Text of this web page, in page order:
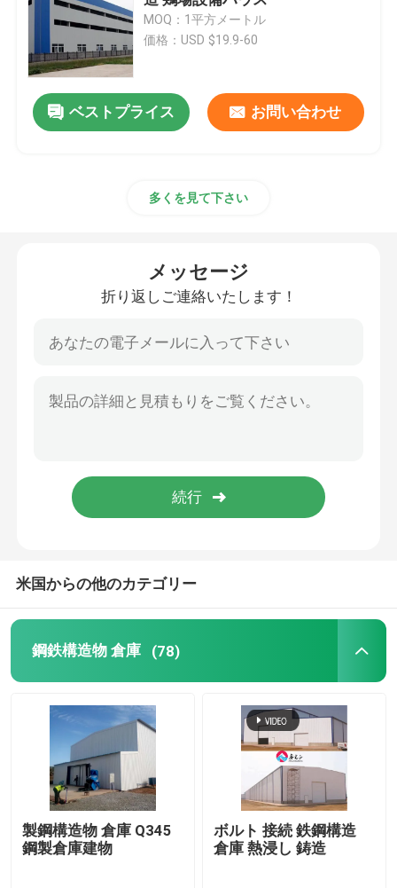
鉄骨構造の研修会
鉄鋼構造建築
鉄鋼構造材料
ブロイラー用の床システム
MOQ：1平方メートル
価格：USD $19.9-60
ベストプライス お問い合わせ
多くを見て下さい
メッセージ
折り返しご連絡いたします！
米国からの他のカテゴリー
鋼鉄構造物 倉庫 (78)
製鋼構造物 倉庫 Q345
鋼製倉庫建物
ボルト 接続 鉄鋼構造
倉庫 熱浸し 鋳造